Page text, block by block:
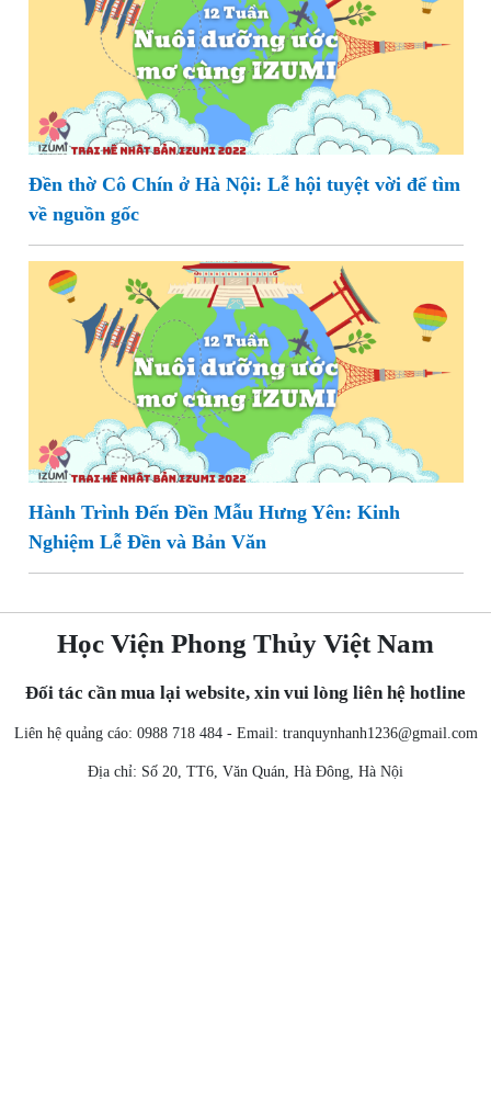
Đền thờ Cô Chín ở Hà Nội: Lễ hội tuyệt vời để tìm
về nguồn gốc
Hành Trình Đến Đền Mẫu Hưng Yên: Kinh
Nghiệm Lễ Đền và Bản Văn
Học Viện Phong Thủy Việt Nam
Đối tác cần mua lại website, xin vui lòng liên hệ hotline
Liên hệ quảng cáo: 0988 718 484 - Email: tranquynhanh1236@gmail.com
Địa chỉ: Số 20, TT6, Văn Quán, Hà Đông, Hà Nội